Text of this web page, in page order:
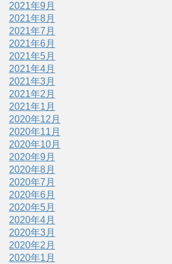
2021年9月
2021年8月
2021年7月
2021年6月
2021年5月
2021年4月
2021年3月
2021年2月
2021年1月
2020年12月
2020年11月
2020年10月
2020年9月
2020年8月
2020年7月
2020年6月
2020年5月
2020年4月
2020年3月
2020年2月
2020年1月